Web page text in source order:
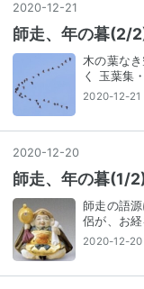
2020-12-21
師走、年の暮(2/
木の葉な
く 玉葉集
2020-12-21
2020-12-20
師走、年の暮(1/
師走の語
侶が、お
2020-12-